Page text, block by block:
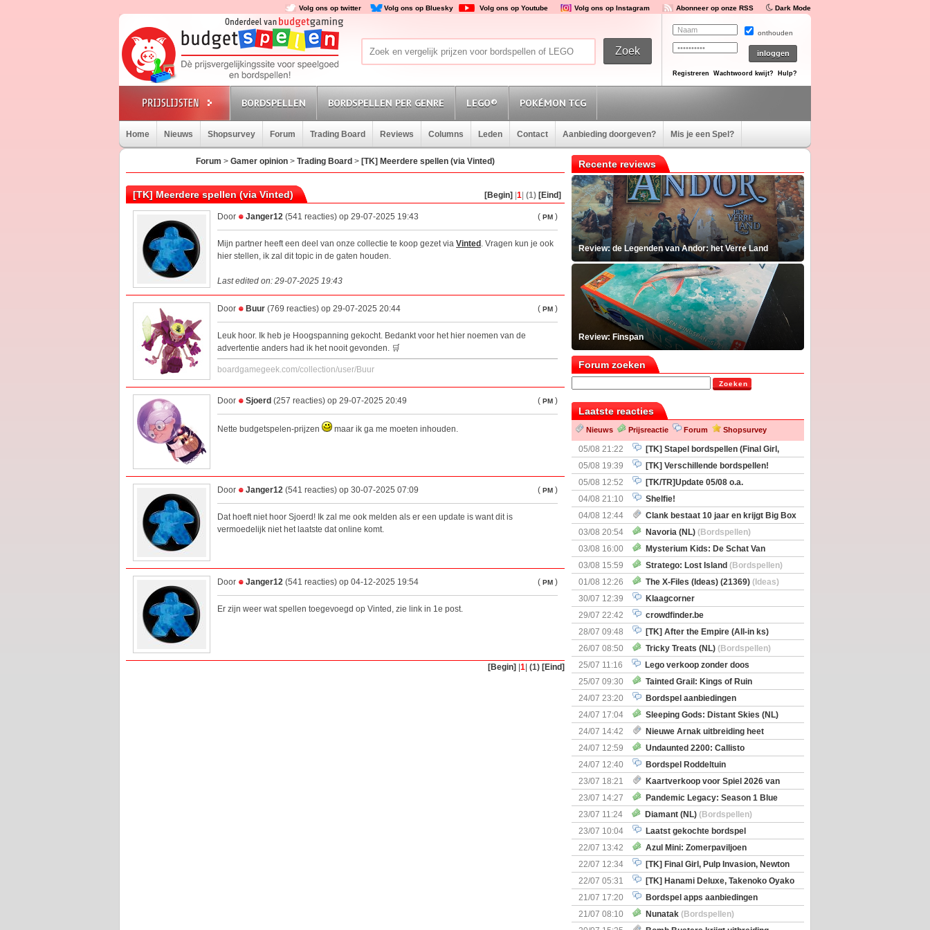
Volg ons op twitter Volg ons op Bluesky Volg ons op Youtube Volg ons op Instagram Abonneer op onze RSS Dark Mode
onthouden
Registreren Wachtwoord kwijt? Hulp?
BORDSPELLEN BORDSPELLEN PER GENRE LEGO® POKÉMON TCG
Home Nieuws Shopsurvey Forum Trading Board Reviews Columns Leden Contact Aanbieding doorgeven? Mis je een Spel?
Forum > Gamer opinion > Trading Board > [TK] Meerdere spellen (via Vinted)
[TK] Meerdere spellen (via Vinted) [Begin] 1 (1) [Eind]
Door Janger12 (541 reacties) op 29-07-2025 19:43 ( PM )
Mijn partner heeft een deel van onze collectie te koop gezet via Vinted . Vragen kun je ook
hier stellen, ik zal dit topic in de gaten houden.
Last edited on: 29-07-2025 19:43
Door Buur (769 reacties) op 29-07-2025 20:44 ( PM )
Leuk hoor. Ik heb je Hoogspanning gekocht. Bedankt voor het hier noemen van de
advertentie anders had ik het nooit gevonden. 🛒
boardgamegeek.com/collection/user/Buur
Door Sjoerd (257 reacties) op 29-07-2025 20:49 ( PM )
Nette budgetspelen-prijzen maar ik ga me moeten inhouden.
Door Janger12 (541 reacties) op 30-07-2025 07:09 ( PM )
Dat hoeft niet hoor Sjoerd! Ik zal me ook melden als er een update is want dit is
vermoedelijk niet het laatste dat online komt.
Door Janger12 (541 reacties) op 04-12-2025 19:54 ( PM )
Er zijn weer wat spellen toegevoegd op Vinted, zie link in 1e post.
[Begin] 1 (1) [Eind]
Recente reviews
Review: de Legenden van Andor: het Verre Land
Review: Finspan
Forum zoeken
Zoeken
Laatste reacties
Nieuws Prijsreactie Forum Shopsurvey
05/08 21:22
[TK] Stapel bordspellen (Final Girl,
Nemesis Retaliation, Zombicide Invader)
05/08 19:39
[TK] Verschillende bordspellen!
05/08 12:52
[TK/TR]Update 05/08 o.a.
Prijsverlagingen, Imperium Horizons, 20 Strong
04/08 21:10
Shelfie!
04/08 12:44
Clank bestaat 10 jaar en krijgt Big Box
+ nieuwe uitbreiding
03/08 20:54 Navoria (NL) (Bordspellen)
03/08 16:00
Mysterium Kids: De Schat Van
Kapitein Boe
(Bordspellen)
03/08 15:59 Stratego: Lost Island (Bordspellen)
01/08 12:26
The X-Files (Ideas) (21369) (Ideas)
30/07 12:39
Klaagcorner
29/07 22:42
crowdfinder.be
28/07 09:48
[TK] After the Empire (All-in ks)
26/07 08:50
Tricky Treats (NL) (Bordspellen)
25/07 11:16
Lego verkoop zonder doos
25/07 09:30
Tainted Grail: Kings of Ruin
Uitbreiding: Wyrd Encounters(Bordspellen)
24/07 23:20
Bordspel aanbiedingen
24/07 17:04
Sleeping Gods: Distant Skies (NL)
(Bordspellen)
24/07 14:42
Nieuwe Arnak uitbreiding heet
Surprise Shipments
24/07 12:59
Undaunted 2200: Callisto
(Bordspellen)
24/07 12:40
Bordspel Roddeltuin
23/07 18:21
Kaartverkoop voor Spiel 2026 van
start
23/07 14:27
Pandemic Legacy: Season 1 Blue
(Bordspellen)
23/07 11:24 Diamant (NL) (Bordspellen)
23/07 10:04
Laatst gekochte bordspel
22/07 13:42
Azul Mini: Zomerpaviljoen
(Bordspellen)
22/07 12:34
[TK] Final Girl, Pulp Invasion, Newton
& Great Discoveries
22/07 05:31
[TK] Hanami Deluxe, Takenoko Oyako
bigbox
21/07 17:20
Bordspel apps aanbiedingen
21/07 08:10
Nunatak (Bordspellen)